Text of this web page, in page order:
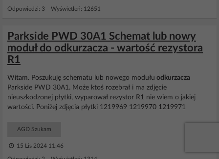
Odpowiedzi: 3 Wyświetleń: 12651
Parkside PWD 30A1 Schemat lub nowy
moduł do odkurzacza - wartość rezystora
R1
Witam. Poszukuję schematu lub nowego modułu odkurzacza
Parkside PWD 30A1. Może ktoś rozebrał i ma zdjęcie
nieuszkodzonej płytki, wyparował rezystor R1 nie wiem o jakiej
wartości. Poniżej zdjęcia płytki 1219969 1219970 1219971
AGD Szukam
15 Lis 2024 11:46